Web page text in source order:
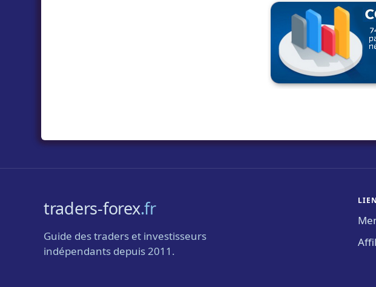
traders-forex.fr
Guide des traders et investisseurs
indépendants depuis 2011.